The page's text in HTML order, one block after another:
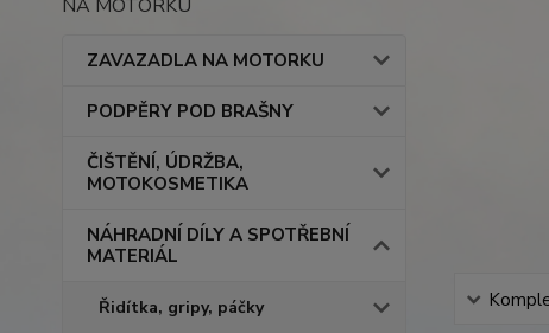
NA MOTORKU
ZAVAZADLA NA MOTORKU
PODPĚRY POD BRAŠNY
ČIŠTĚNÍ, ÚDRŽBA,
MOTOKOSMETIKA
NÁHRADNÍ DÍLY A SPOTŘEBNÍ
MATERIÁL
Řidítka, gripy, páčky